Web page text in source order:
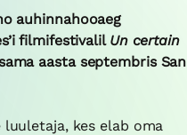
auhinnahooaeg
filmifestivalil Un certain
aasta septembris San
kes elab oma